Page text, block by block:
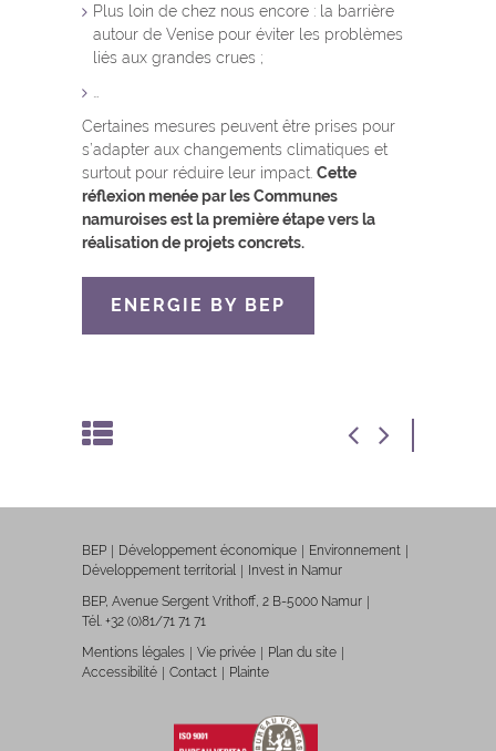
Plus loin de chez nous encore : la barrière
autour de Venise pour éviter les problèmes
liés aux grandes crues ;
Certaines mesures peuvent être prises pour
s’adapter aux changements climatiques et
surtout pour réduire leur impact. Cette
réflexion menée par les Communes
namuroises est la première étape vers la
réalisation de projets concrets.
ENERGIE BY BEP
BEP Développement économique
Environnement
Développement territorial
Invest in Namur
BEP, Avenue Sergent Vrithoff, 2 B-5000 Namur
Tél. +32 (0)81/71 71 71
Mentions légales
Vie privée
Plan du site
Accessibilité
Contact Plainte